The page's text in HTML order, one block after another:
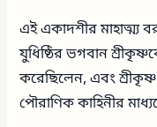
এই একাদশীর মাহাত্ম্য
যুধিষ্ঠির ভগবান
করেছিলেন, এবং
পৌরাণিক কাহিনীর